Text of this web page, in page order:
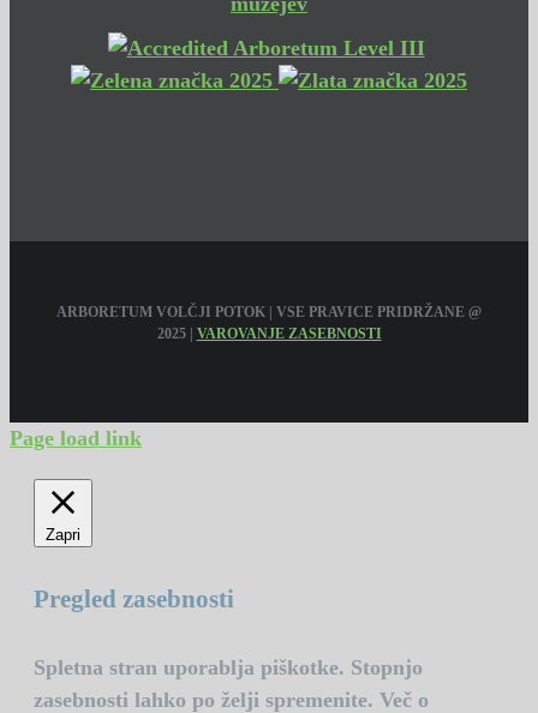
ARBORETUM VOLČJI POTOK | VSE PRAVICE PRIDRŽANE @
2025 | VAROVANJE ZASEBNOSTI
Page load link
Zapri
Pregled zasebnosti
Spletna stran uporablja piškotke. Stopnjo
zasebnosti lahko po želji spremenite. Več o